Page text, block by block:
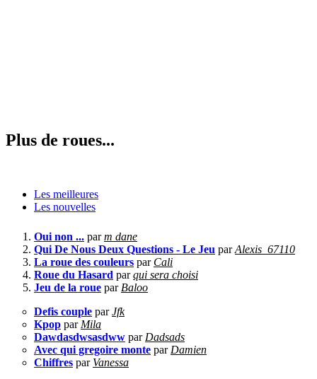
Plus de roues...
Les meilleures
Les nouvelles
Oui non ... parm dane
Qui De Nous Deux Questions - Le Jeu parAlexis_67110
La roue des couleurs par Cali
Roue du Hasard parqui sera choisi
Jeu de la roue par Baloo
Defis couple parJfk
Kpop par Mila
Dawdasdwsasdww par Dadsads
Avec qui gregoire monte par Damien
Chiffres par Vanessa